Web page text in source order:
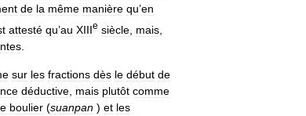
de la même manière qu’en
attesté qu’au XIIIe siècle mais
sur les fractions dès le début de
déductive mais plutôt comme
boulier (suanpan ) et les